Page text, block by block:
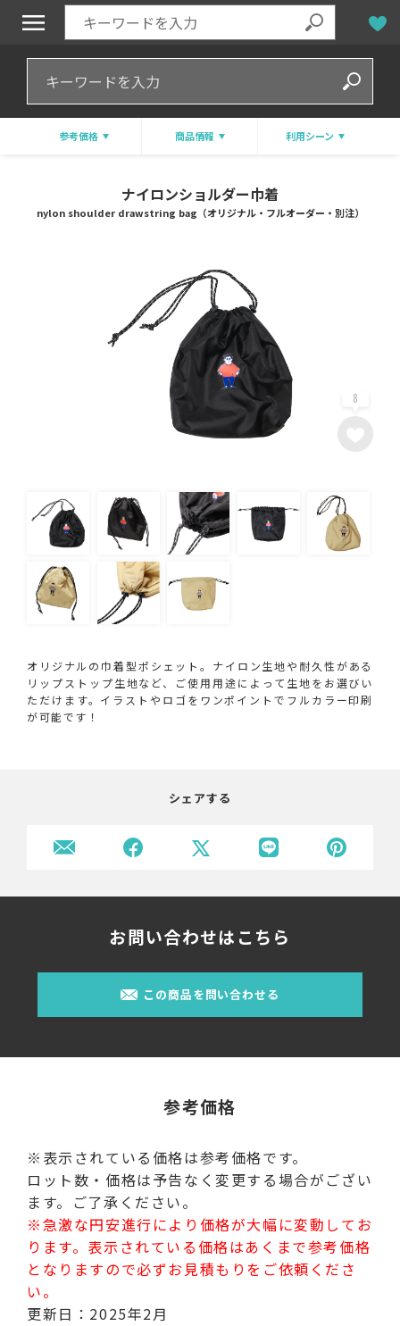
参考価格 商品情報 利用シーン
ナイロンショルダー巾着
nylon shoulder drawstring bag（オリジナル・フルオーダー・別注）
8
オリジナルの巾着型ポシェット。ナイロン生地や耐久性がある
リップストップ生地など、ご使用用途によって生地をお選びい
ただけます。イラストやロゴをワンポイントでフルカラー印刷
が可能です！
シェアする
お問い合わせはこちら
この商品を問い合わせる
参考価格
※表示されている価格は参考価格です。
ロット数・価格は予告なく変更する場合がござい
ます。ご了承ください。
※急激な円安進行により価格が大幅に変動してお
ります。表示されている価格はあくまで参考価格
となりますので必ずお見積もりをご依頼くださ
い。
更新日：2025年2月